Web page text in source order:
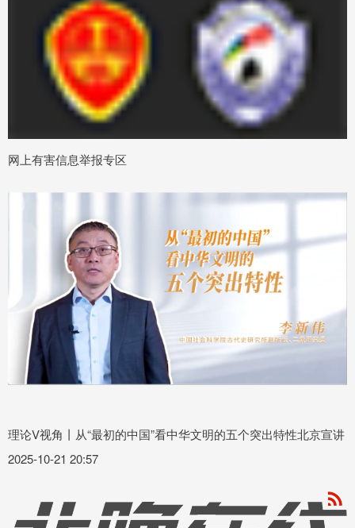
网上有害信息举报专区
理论V视角丨从“最初的中国”看中华文明的五个突出特性北京宣讲
2025-10-21 20:57